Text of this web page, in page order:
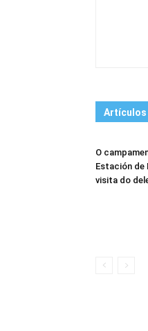
Artículos
O
Estación de
visita do